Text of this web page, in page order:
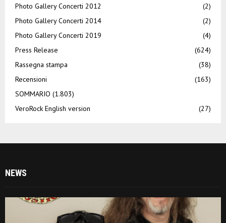
Photo Gallery Concerti 2012
(2)
Photo Gallery Concerti 2014
(2)
Photo Gallery Concerti 2019
(4)
Press Release
(624)
Rassegna stampa
(38)
Recensioni
(163)
SOMMARIO (1.803)
VeroRock English version
(27)
NEWS